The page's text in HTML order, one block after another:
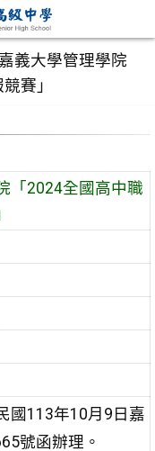
義大學管理學院
賽」
「2024全國高中職
國113年10月9日嘉
號函辦理。